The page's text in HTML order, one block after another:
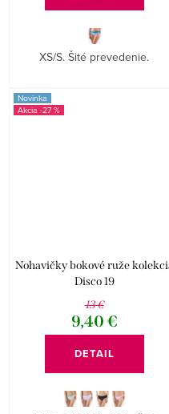
XS/S. Šité prevedenie.
Novinka
-27 %
Nohavičky bokové ruže
Disco 19
13 €
9,40 €
DETAIL